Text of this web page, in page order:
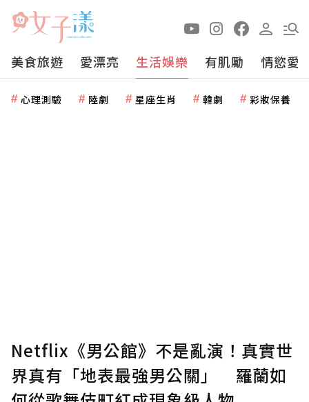
美食旅遊 愛漂亮 生活娛樂 有肌勵 情慾愛
心理測驗 陸劇 星座生肖 韓劇 彩妝保養
Netflix《男公館》不是亂演！真實世
界真有「地表最強男公關」 羅蘭如